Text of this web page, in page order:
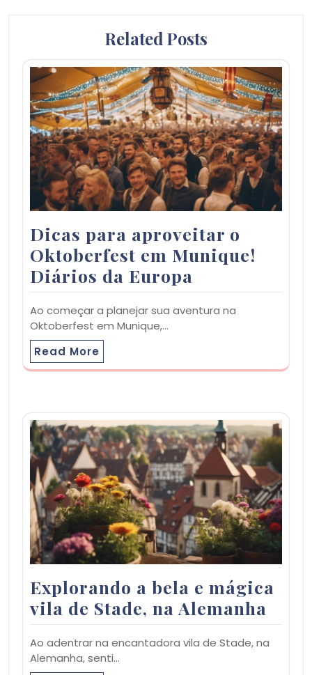
Related Posts
Dicas para aproveitar o
Oktoberfest em Munique!
Diários da Europa
Ao começar a planejar sua aventura na
Oktoberfest em Munique,…
Read More
Explorando a bela e mágica
vila de Stade, na Alemanha
Ao adentrar na encantadora vila de Stade, na
Alemanha, senti…